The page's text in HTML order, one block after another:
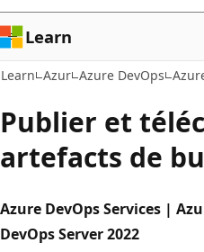
Learn
Learn Azur Azure DevOps
Publier et
artefacts de
Azure DevOps Services |
DevOps Server 2022